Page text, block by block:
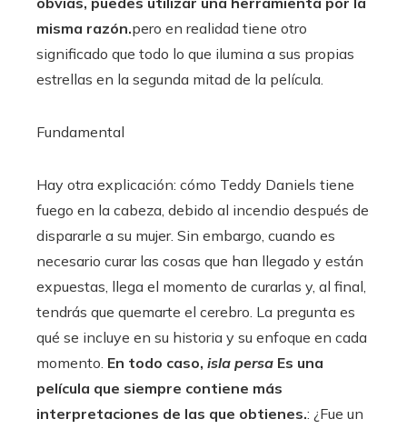
misma razón.pero en realidad tiene otro
significado que todo lo que ilumina a sus propias
estrellas en la segunda mitad de la película.
Fundamental
Hay otra explicación: cómo Teddy Daniels tiene
fuego en la cabeza, debido al incendio después de
dispararle a su mujer. Sin embargo, cuando es
necesario curar las cosas que han llegado y están
expuestas, llega el momento de curarlas y, al final,
tendrás que quemarte el cerebro. La pregunta es
qué se incluye en su historia y su enfoque en cada
momento. En todo caso, isla persa Es una
película que siempre contiene más
interpretaciones de las que obtienes.: ¿Fue un